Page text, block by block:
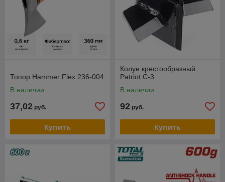
Топор Hammer Flex 236-004
В наличии
37,02 руб.
Купить
Колун крестообразный
Patriot С-3
В наличии
92 руб.
Купить